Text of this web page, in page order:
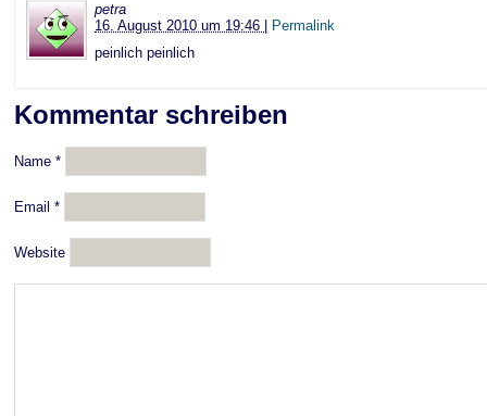
petra
16. August 2010 um 19:46
Permalink
peinlich peinlich
Kommentar schreiben
Name *
Email *
Website